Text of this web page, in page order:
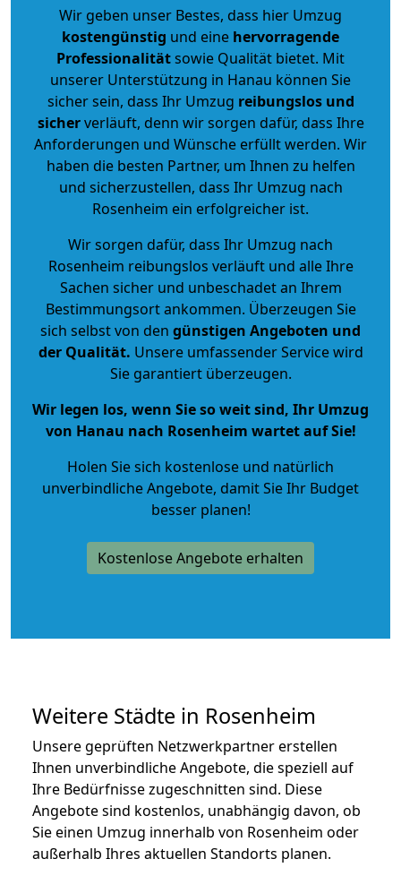
Wir geben unser Bestes, dass hier Umzug
kostengünstig und eine hervorragende
Professionalitätsowie Qualität bietet. Mit
unserer Unterstützung in Hanau können Sie
sicher sein, dass Ihr Umzug reibungslos und
sicherverläuft, denn wir sorgen dafür, dass Ihre
Anforderungen und Wünsche erfüllt werden. Wir
haben die besten Partner, um Ihnen zu helfen
und sicherzustellen, dass Ihr Umzug nach
Rosenheim ein erfolgreicher ist.
Wir sorgen dafür, dass Ihr Umzug nach
Rosenheim reibungslos verläuft und alle Ihre
Sachen sicher und unbeschadet an Ihrem
Bestimmungsort ankommen. Überzeugen Sie
sich selbst von den günstigen Angeboten und
der Qualität. Unsere umfassender Service wird
Sie garantiert überzeugen.
Wir legen los, wenn Sie so weit sind, Ihr Umzug
von Hanau nach Rosenheim wartet auf Sie!
Holen Sie sich kostenlose und natürlich
unverbindliche Angebote, damit Sie Ihr Budget
besser planen!
Kostenlose Angebote erhalten
Weitere Städte in Rosenheim
Unsere geprüften Netzwerkpartner erstellen
Ihnen unverbindliche Angebote, die speziell auf
Ihre Bedürfnisse zugeschnitten sind. Diese
Angebote sind kostenlos, unabhängig davon, ob
Sie einen Umzug innerhalb von Rosenheim oder
außerhalb Ihres aktuellen Standorts planen.